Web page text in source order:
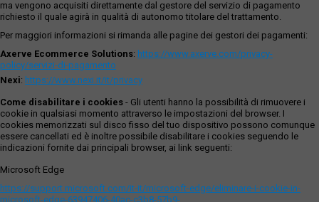
ma vengono acquisiti direttamente dal gestore del servizio di pagamento
richiesto il quale agirà in qualità di autonomo titolare del trattamento.
Per maggiori informazioni si rimanda alle pagine dei gestori dei pagamenti:
Axerve Ecommerce Solutions: https://www.axerve.com/privacy-
policy/servizi-di-pagamento
Nexi: https://www.nexi.it/it/privacy
Come disabilitare i cookies - Gli utenti hanno la possibilità di rimuovere i
cookie in qualsiasi momento attraverso le impostazioni del browser. I
cookies memorizzati sul disco fisso del tuo dispositivo possono comunque
essere cancellati ed è inoltre possibile disabilitare i cookies seguendo le
indicazioni fornite dai principali browser, ai link seguenti:
Microsoft Edge
https://support.microsoft.com/it-it/microsoft-edge/eliminare-i-cookie-in-
microsoft-edge-63947406-40ac-c3b8-57b9-